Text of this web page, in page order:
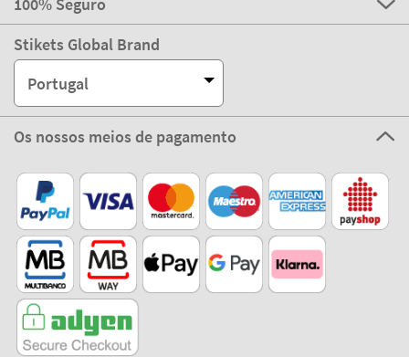
100% Seguro
Stikets Global Brand
Portugal
Os nossos meios de pagamento